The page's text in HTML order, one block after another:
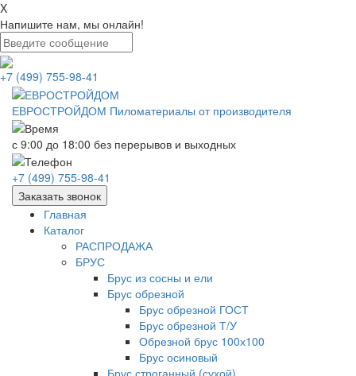
X
Напишите нам, мы онлайн!
+7 (499) 755-98-41
ЕВРОСТРОЙДОМ Пиломатериалы от производителя
с 9:00 до 18:00 без перерывов и выходных
+7 (499) 755-98-41
Заказать звонок
Главная
Каталог
РАСПРОДАЖА
БРУС
Брус из сосны и ели
Брус обрезной
Брус обрезной ГОСТ
Брус обрезной Т/У
Обрезной брус 100х100
Брус осиновый